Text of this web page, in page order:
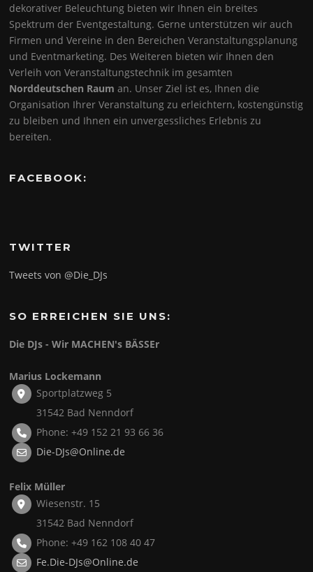
dekorativer Beleuchtung bieten wir Ihnen ein breites
Spektrum der Eventgestaltung. Gerne unterstützen wir auch
Firmen und Vereine in den Bereichen Veranstaltungsplanung
und Eventmarketing. Des Weiteren bieten wir Ihnen den
Verleih von Veranstaltungstechnik im gesamten
Norddeutschen Raum an. Unser Ziel ist es, Ihnen die
Organisation Ihrer Veranstaltung zu erleichtern, kostengünstig
zu bleiben und Ihnen ein unvergessliches Erlebnis zu
bereiten.
FACEBOOK:
TWITTER
Tweets von @Die_DJs
SO ERREICHEN SIE UNS:
Die DJs - Wir MACHEN's BÄSSEr
Marius Lockemann
Sportplatzweg 5
31542 Bad Nenndorf
Phone: +49 152 21 93 66 36
Die-DJs@Online.de
Felix Müller
Wiesenstr. 15
31542 Bad Nenndorf
Phone: +49 162 108 40 47
Fe.Die-DJs@Online.de